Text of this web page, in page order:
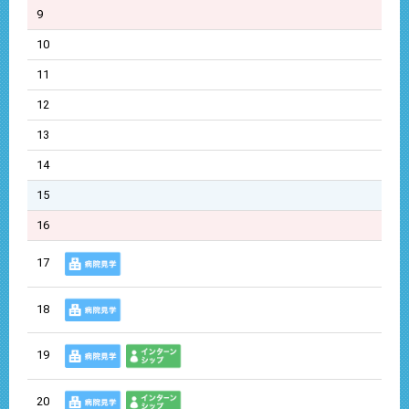
9
10
11
12
13
14
15
16
17
18
19
20